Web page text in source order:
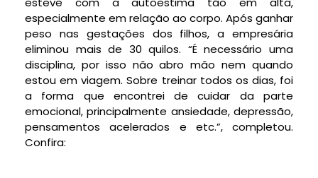
especialmente em relação ao corpo. Após ganhar
peso nas gestações dos filhos, a empresária
eliminou mais de 30 quilos. “É necessário uma
disciplina, por isso não abro mão nem quando
estou em viagem. Sobre treinar todos os dias, foi
a forma que encontrei de cuidar da parte
emocional, principalmente ansiedade, depressão,
pensamentos acelerados e etc.”, completou.
Confira: